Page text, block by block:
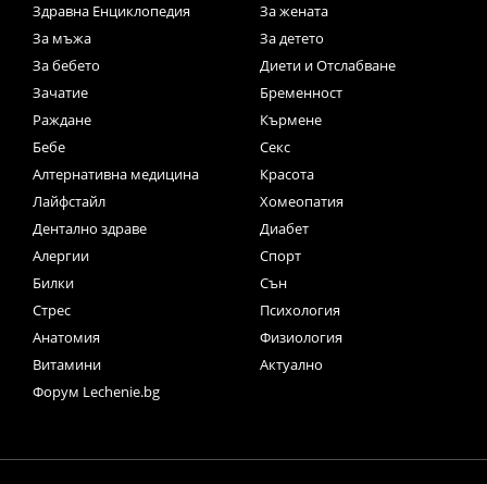
Здравна Енциклопедия
За жената
За мъжа
За детето
За бебето
Диети и Отслабване
Зачатие
Бременност
Раждане
Кърмене
Бебе
Секс
Алтернативна медицина
Красота
Лайфстайл
Хомеопатия
Дентално здраве
Диабет
Алергии
Спорт
Билки
Сън
Стрес
Психология
Анатомия
Физиология
Витамини
Актуално
Форум Lechenie.bg